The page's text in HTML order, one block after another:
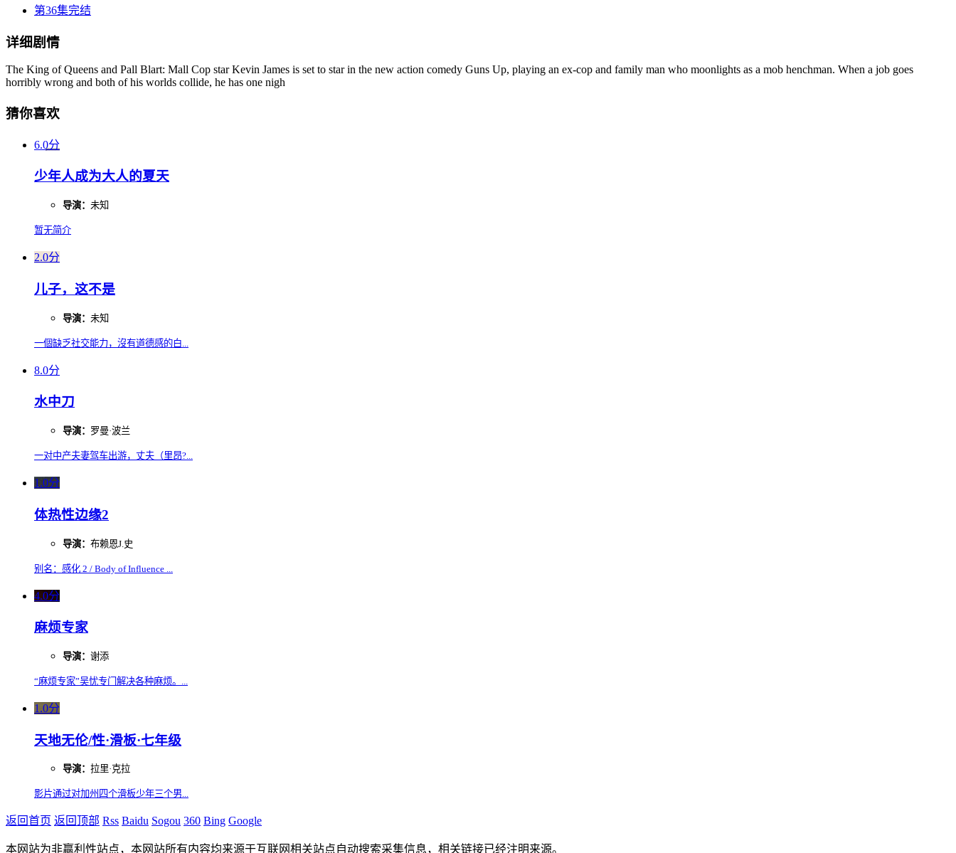
第36集完结
详细剧情
The King of Queens and Pall Blart: Mall Cop star Kevin James is set to star in the new action comedy Guns Up, playing an ex-cop and family man who moonlights as a mob henchman. When a job goes
horribly wrong and both of his worlds collide, he has one nigh
猜你喜欢
6.0分
少年人成为大人的夏天
导演： 未知
暂无简介
2.0分
儿子，这不是
导演： 未知
一個缺乏社交能力，沒有道德感的白...
8.0分
水中刀
导演： 罗曼·波兰
一对中产夫妻驾车出游，丈夫（里昂?...
1.0分
体热性边缘2
导演： 布赖恩J.史
别名：感化 2 / Body of Influence ...
4.0分
麻烦专家
导演： 谢添
“麻烦专家”吴忧专门解决各种麻烦。...
1.0分
天地无伦/性·滑板·七年级
导演： 拉里·克拉
影片通过对加州四个滑板少年三个男...
返回首页 返回顶部 Rss Baidu Sogou 360 Bing Google
本网站为非赢利性站点，本网站所有内容均来源于互联网相关站点自动搜索采集信息，相关链接已经注明来源。